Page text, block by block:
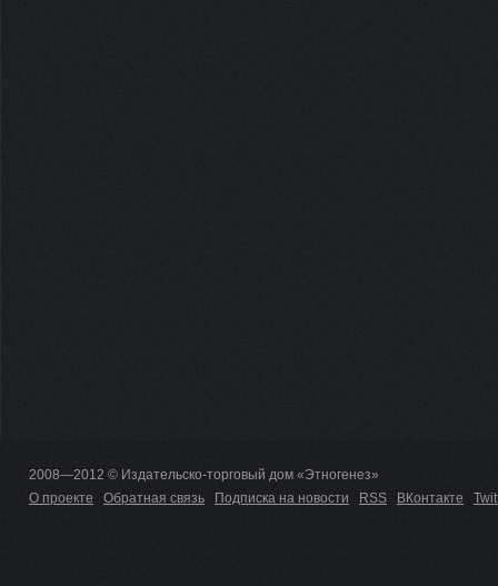
2008—2012 © Издательско-торговый дом «Этногенез»
О проекте
Обратная связь Подписка на новости RSS ВКонтакте